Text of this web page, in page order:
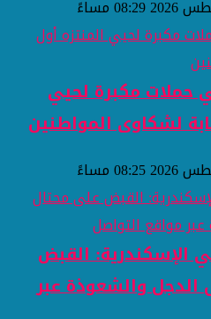
في حملات مكبرة لحيي
لشكاوى المواطنين
الإسكندرية: القبض
الدجل والشعوذة عبر